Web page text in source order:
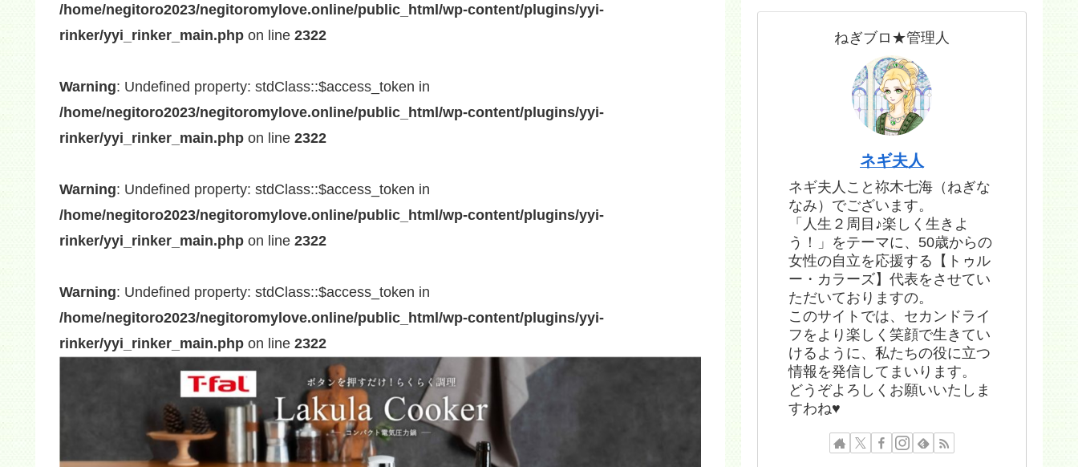
/home/negitoro2023/negitoromylove.online/public_html/wp-content/plugins/yyi-
rinker/yyi_rinker_main.php on line 2322
Warning: Undefined property: stdClass::$access_token in
/home/negitoro2023/negitoromylove.online/public_html/wp-content/plugins/yyi-
rinker/yyi_rinker_main.php on line 2322
Warning: Undefined property: stdClass::$access_token in
/home/negitoro2023/negitoromylove.online/public_html/wp-content/plugins/yyi-
rinker/yyi_rinker_main.php on line 2322
Warning: Undefined property: stdClass::$access_token in
/home/negitoro2023/negitoromylove.online/public_html/wp-content/plugins/yyi-
rinker/yyi_rinker_main.php on line 2322
ねぎブロ★管理人
ネギ夫人
ネギ夫人こと祢木七海（ねぎな
なみ）でございます。
「人生２周目♪楽しく生きよ
う！」をテーマに、50歳からの
女性の自立を応援する【トゥル
ー・カラーズ】代表をさせてい
ただいておりますの。
このサイトでは、セカンドライ
フをより楽しく笑顔で生きてい
けるように、私たちの役に立つ
情報を発信してまいります。
どうぞよろしくお願いいたしま
すわね♥